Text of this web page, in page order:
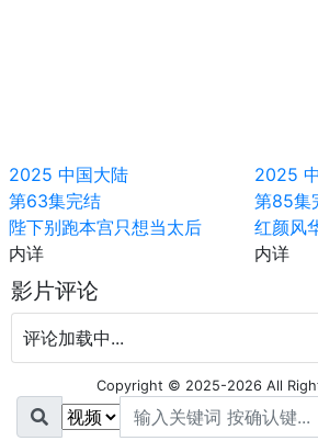
2025 中国大陆
第63集完结
陛下别跑本宫只想当太后
内详
2025
第85集
红颜风
内详
影片评论
评论加载中...
Copyright © 2025-2026 All